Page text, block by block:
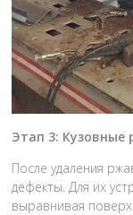
Этап 3:
После удаления
дефекты. Для их
выравнивая